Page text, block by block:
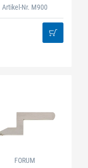
Artikel-Nr. M900
FORUM